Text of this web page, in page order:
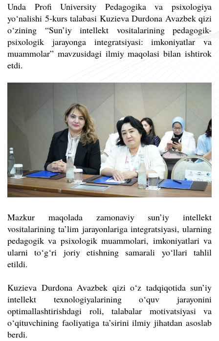
Unda Profi University Pedagogika va psixologiya
yo‘nalishi 5-kurs talabasi Kuzieva Durdona Avazbek qizi
o‘zining “Sun’iy intellekt vositalarining pedagogik-
psixologik jarayonga integratsiyasi: imkoniyatlar va
muammolar” mavzusidagi ilmiy maqolasi bilan ishtirok
etdi.
Mazkur maqolada zamonaviy sun’iy intellekt
vositalarining ta’lim jarayonlariga integratsiyasi, ularning
pedagogik va psixologik muammolari, imkoniyatlari va
ularni to‘g‘ri joriy etishning samarali yo‘llari tahlil
etildi.
Kuzieva Durdona Avazbek qizi o‘z tadqiqotida sun’iy
intellekt texnologiyalarining o‘quv jarayonini
optimallashtirishdagi roli, talabalar motivatsiyasi va
o‘qituvchining faoliyatiga ta’sirini ilmiy jihatdan asoslab
berdi.